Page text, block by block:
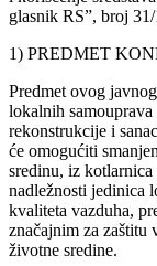
glasnik RS”, broj
1) PREDMET
Predmet ovog
lokalnih samouprava
rekonstrukcije i
će omogućiti
sredinu, iz
nadležnosti jedinica
kvaliteta vazduha,
značajnim za zaštitu
životne sredine.